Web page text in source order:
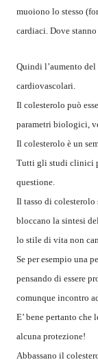
muoiono lo stesso
cardiaci. Dove
Quindi l’aumento
cardiovascolari.
Il colesterolo può
parametri biologici,
Il colesterolo è un
Tutti gli studi clinici
questione.
Il tasso di colesterolo
bloccano la sintesi
lo stile di vita non
Se per esempio una
pensando di essere
comunque incontro
E’ bene pertanto
alcuna protezione!
Abbassano il